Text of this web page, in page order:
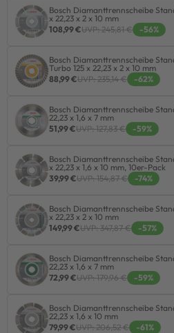
Bosch Diamanttrennscheibe
x 22,23 x 2 x 10 mm
108,99 €UVP: 245,81 € -56%
Bosch Diamanttrennscheibe
Turbo 125 x 22,23 x 2 x 10 mm
88,99 €UVP: 235,14 € -62%
Bosch Diamanttrennscheibe
22,23 x 1,6 x 7 mm
51,99 €UVP: 127,83 € -59%
Bosch Diamanttrennscheibe
x 22,23 x 1,6 x 10 mm, 10er-Pack
39,99 €UVP: 154,87 € -74%
Bosch Diamanttrennscheibe
x 22,23 x 2 x 10 mm
149,99 €UVP: 347,87 € -57%
Bosch Diamanttrennscheibe
22,23 x 1,6 x 7 mm
72,99 €UVP: 179,96 € -59%
Bosch Diamanttrennscheibe
22,23 x 1,6 x 10 mm
79,99 €UVP: 206,52 € -61%